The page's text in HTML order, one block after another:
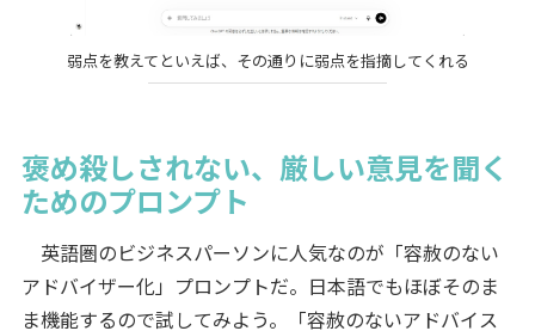
弱点を教えてといえば、その通りに弱点を指摘してくれる
褒め殺しされない、厳しい意見を聞く
ためのプロンプト
英語圏のビジネスパーソンに人気なのが「容赦のない
アドバイザー化」プロンプトだ。日本語でもほぼそのま
ま機能するので試してみよう。「容赦のないアドバイス